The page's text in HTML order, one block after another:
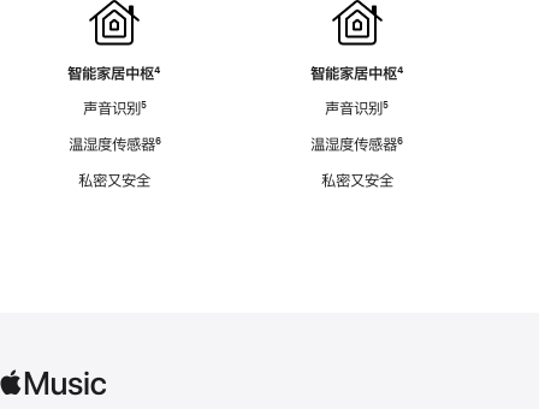
智能家居中枢脚
⁴
声音识别脚
⁵
温湿度传感器脚
⁶
私密又安全
智能家居中枢脚
⁴
声音识别脚
⁵
温湿度传感器脚
⁶
私密又安全